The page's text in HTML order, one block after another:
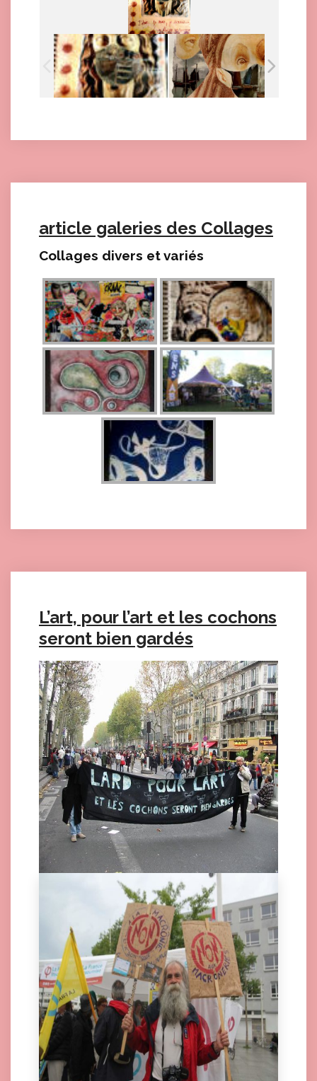
article galeries des Collages
Collages divers et variés
L’art, pour l’art et les cochons
seront bien gardés